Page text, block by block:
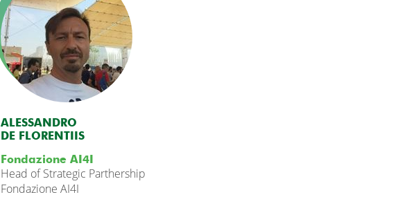
ALESSANDRO
DE FLORENTIIS
Fondazione AI4I
Head of Strategic Parthership
Fondazione AI4I